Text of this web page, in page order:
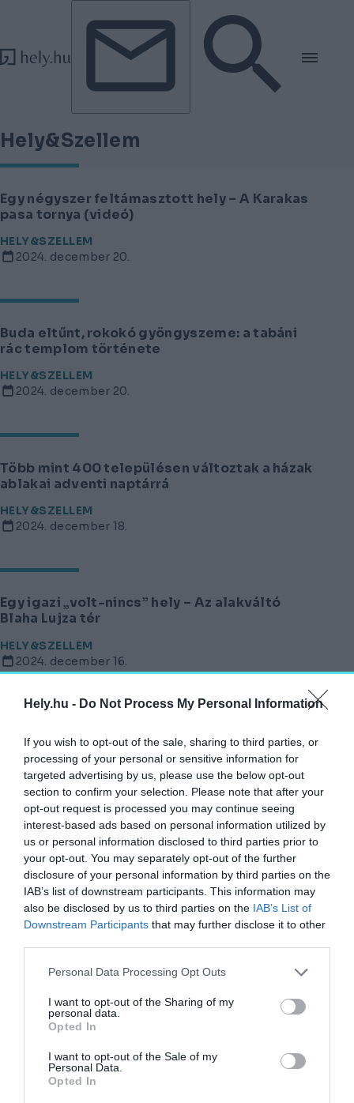
Hely.hu - Do Not Process My Personal Information
If you wish to opt-out of the sale, sharing to third parties, or
processing of your personal or sensitive information for
targeted advertising by us, please use the below opt-out
section to confirm your selection. Please note that after your
opt-out request is processed you may continue seeing
interest-based ads based on personal information utilized by
us or personal information disclosed to third parties prior to
your opt-out. You may separately opt-out of the further
disclosure of your personal information by third parties on the
IAB’s list of downstream participants. This information may
also be disclosed by us to third parties on the IAB’s List of
Downstream Participants that may further disclose it to other
Personal Data Processing Opt Outs
I want to opt-out of the Sharing of my
personal data.
Opted In
I want to opt-out of the Sale of my
Personal Data.
Opted In
Tovább a tartalomhoz
Tovább a lábléchez
Hely&Szellem
Egy négyszer feltámasztott hely – A Karakas
pasa tornya (videó)
HELY&SZELLEM
2024. december 20.
Buda eltűnt, rokokó gyöngyszeme: a tabáni
rác templom története
HELY&SZELLEM
2024. december 20.
Több mint 400 településen változtak a házak
ablakai adventi naptárrá
HELY&SZELLEM
2024. december 18.
Egy igazi „volt-nincs” hely – Az alakváltó
Blaha Lujza tér
HELY&SZELLEM
2024. december 16.
A mérnök, akinek műve 150 éve védelmezi
Budapestet
HELY&SZELLEM
2024. december 15.
Városszélből nyüzsgő csomópont: pillanatok
Újbuda-központ történetéből
HELY&SZELLEM
2024. december 12.
Újjászületett a megismételhetetlen –
Elkészült a Notre-Dame
HELY&SZELLEM
2024. december 7.